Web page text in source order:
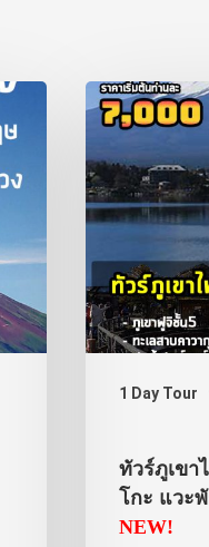
1 Day Tour
ทัวร์ภูเขา
โกะ แวะ
NEW!